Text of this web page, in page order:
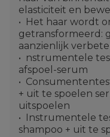
elasticiteit en
Het haar wordt
getransformeerd:
aanzienlijk
nstrumentele
afspoel-serum
+ uit te spoelen
uitspoelen
Instrumentele
shampoo + uit te